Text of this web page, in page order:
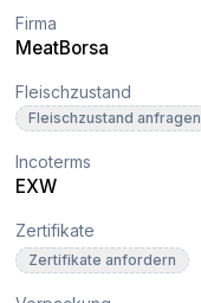
Firma
MeatBorsa
Fleischzustand
Fleischzustand anfragen
Incoterms
EXW
Zertifikate
Zertifikate anfordern